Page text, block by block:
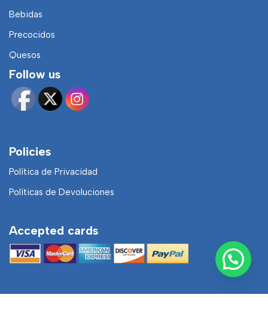
Bebidas
Precocidos
Quesos
Follow us
Policies
Política de Privacidad
Políticas de Devoluciones
Accepted cards